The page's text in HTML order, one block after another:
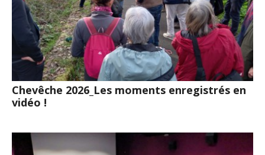
Chevêche 2026_Les moments enregistrés en
vidéo !